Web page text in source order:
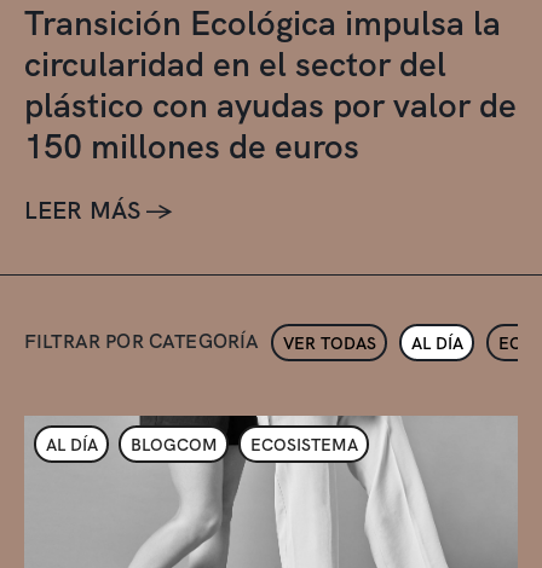
Transición Ecológica impulsa la
circularidad en el sector del
plástico con ayudas por valor de
150 millones de euros
LEER MÁS →
FILTRAR POR CATEGORÍA VER TODAS AL DÍA
AL DÍA BLOGCOM ECOSISTEMA